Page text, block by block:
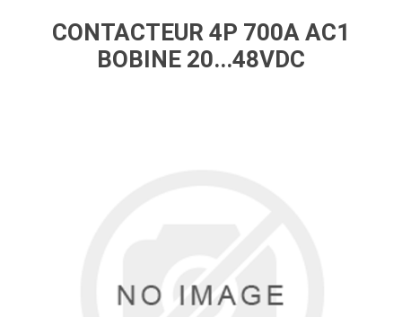
CONTACTEUR 4P 700A AC1
BOBINE 20...48VDC